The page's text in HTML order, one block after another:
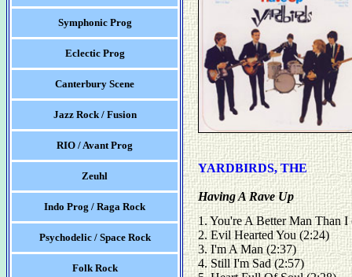
Symphonic Prog
Eclectic Prog
Canterbury Scene
Jazz Rock / Fusion
RIO / Avant Prog
Zeuhl
Indo Prog / Raga Rock
Psychodelic / Space Rock
Folk Rock
YARDBIRDS, THE
Having A Rave Up
1. You're A Better Man Than
2. Evil Hearted You (2:24)
3. I'm A Man (2:37)
4. Still I'm Sad (2:57)